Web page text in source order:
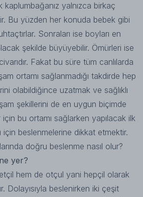
yalnızca birkaç
Bu yüzden her konuda bebek gibi
Sonraları ise boyları en
şekilde büyüyebilir. Ömürleri ise
Fakat bu süre tüm canlılarda
ortamı sağlanmadığı takdirde hep
olabildiğince uzatmak ve sağlıklı
şekillerini de en uygun biçimde
için bu ortamı sağlarken yapılacak ilk
için beslenmelerine dikkat etmektir.
doğru beslenme nasıl olur?
yer?
hem de otçul yani hepçil olarak
Dolayısıyla beslenirken iki çeşit